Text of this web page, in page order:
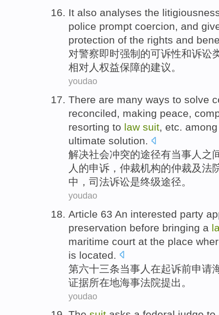
It also analyses the
police prompt coercion, and
protection of the rights and
对警察即时强制 的可诉性和诉讼
相对人 权益保障的建议。
youdao
There are many ways to solve
reconciled, making peace,
resorting to law suit, etc. among
ultimate solution.
解决社会冲突的途径有当事人之
人的申诉， 仲裁机构的仲裁及法
中， 司法诉讼是终级途径。
youdao
Article 63 An interested party
preservation before bringing a
maritime court at the place
is located
第六十三条当事人 在起诉前申请
证据所在地海事法院提出 。
youdao